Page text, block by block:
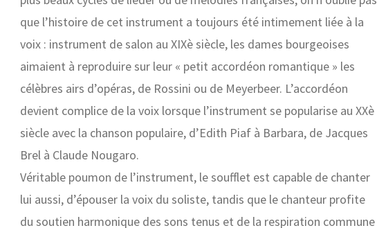
que l’histoire de cet instrument a toujours été intimement liée à la
voix : instrument de salon au XIXè siècle, les dames bourgeoises
aimaient à reproduire sur leur « petit accordéon romantique » les
célèbres airs d’opéras, de Rossini ou de Meyerbeer. L’accordéon
devient complice de la voix lorsque l’instrument se popularise au XXè
siècle avec la chanson populaire, d’Edith Piaf à Barbara, de Jacques
Brel à Claude Nougaro.
Véritable poumon de l’instrument, le soufflet est capable de chanter
lui aussi, d’épouser la voix du soliste, tandis que le chanteur profite
du soutien harmonique des sons tenus et de la respiration commune